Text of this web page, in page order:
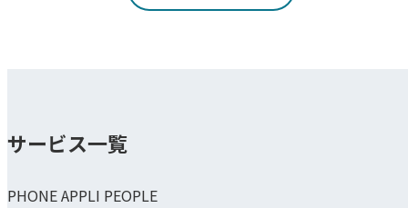
サービス一覧
PHONE APPLI PEOPLE